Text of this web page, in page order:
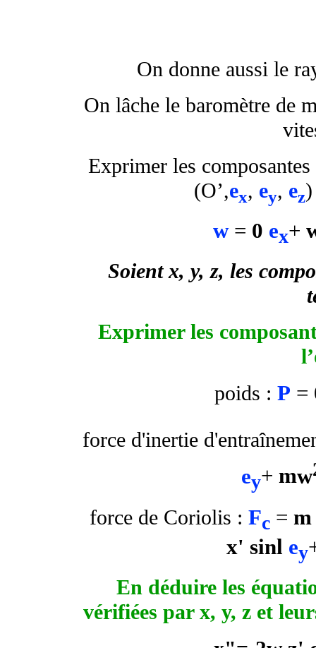
On donne aussi le
On lâche le baromètre de
Exprimer les
(O’,ex, ey, ez
w= 0 ex+
Soient x, y, z, les
Exprimer les
poids : P =
force d'inertie
ey+ mw
force de Coriolis : Fc= m
x' sinl ey
En déduire les
vérifiées par x, y, z et